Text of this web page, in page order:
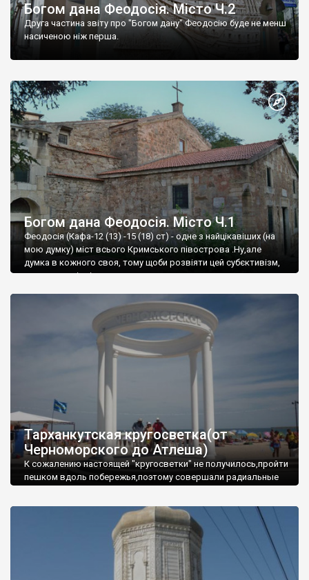
Богом дана Феодосія. Місто Ч.2
Друга частина звіту про "Богом дану" Феодосію буде не менш
насиченою ніж перша.
Богом дана Феодосія. Місто Ч.1
Феодосія (Кафа-12 (13) -15 (18) ст) - одне з найцікавіших (на
мою думку) міст всього Кримського півострова .Ну,але
думка в кожного своя, тому щоби розвіяти цей субєктивізм,
запрошую відвідати це
Тарханкутская кругосветка(от
Черноморского до Атлеша)
К сожалению настоящей "кругосветки" не получилось,пройти
пешком вдоль побережья,поэтому совершали радиальные